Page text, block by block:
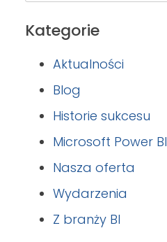
Kategorie
Aktualności
Blog
Historie sukcesu
Microsoft Power BI
Nasza oferta
Wydarzenia
Z branży BI